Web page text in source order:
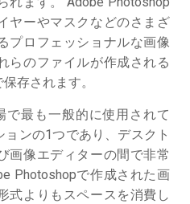
ヤーやマスクなどのさまざ
プロフェッショナルな画像
らのファイルが作成される
存されます。
で最も一般的に使用されて
ンの1つであり、デスクト
画像エディターの間で非常
Photoshopで作成された画
式よりもスペースを消費し